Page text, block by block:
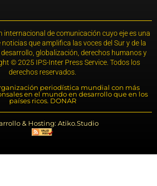
internacional de comunicación cuyo eje es una
que amplifica las voces del Sur y de la
globalización, derechos humanos y
© 2025 IPS-Inter Press Service. Todos los
derechos reservados.
periodística mundial con más
en el mundo en desarrollo que en los
países ricos. DONAR
& Hosting: Atiko.Studio